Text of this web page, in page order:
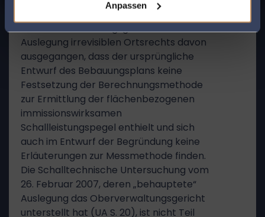
Anpassen
Dabei ist von Folgendem auszugehen:
Das Oberverwaltungsgericht ist in
Auslegung irrevisiblen Ortsrechts davon
ausgegangen, dass der ursprüngliche
Entwurf des Bebauungsplans keine
Festsetzung der Berechnungsmethode
zur Ermittlung der flächenbezogenen
immissionswirksamen
Schallleistungspegel enthielt und sich
auch im Entwurf der Begründung keine
Erläuterungen zur Messmethode finden.
Die Schalltechnische Untersuchung vom
26. Februar 2007, deren „behauptete“
Auslegung das Oberverwaltungsgericht
unterstellt hat (UA S. 20), ist nicht Teil